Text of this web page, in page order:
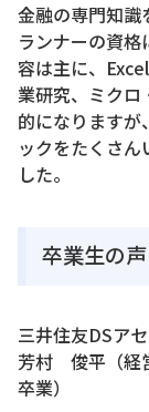
金融の専門知識
ランナーの資
容は主に、
業研究、ミクロ
的になります
ックをたくさ
した。
卒業生の声
三井住友DSア
芳村 俊平（経
卒業）